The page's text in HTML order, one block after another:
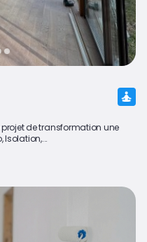
projet de transformation une
Isolation,...